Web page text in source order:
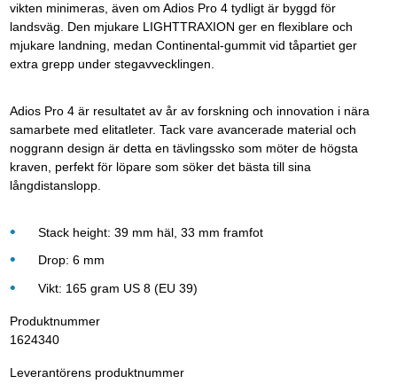
vikten minimeras, även om Adios Pro 4 tydligt är byggd för
landsväg. Den mjukare LIGHTTRAXION ger en flexiblare och
mjukare landning, medan Continental-gummit vid tåpartiet ger
extra grepp under stegavvecklingen.
Adios Pro 4 är resultatet av år av forskning och innovation i nära
samarbete med elitatleter. Tack vare avancerade material och
noggrann design är detta en tävlingssko som möter de högsta
kraven, perfekt för löpare som söker det bästa till sina
långdistanslopp.
Stack height: 39 mm häl, 33 mm framfot
Drop: 6 mm
Vikt: 165 gram US 8 (EU 39)
Produktnummer
1624340
Leverantörens produktnummer